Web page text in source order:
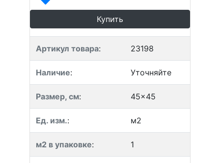
Купить
Артикул товара: 23198
Наличие: Уточняйте
Размер, см: 45x45
Ед. изм.: м2
м2 в упаковке: 1